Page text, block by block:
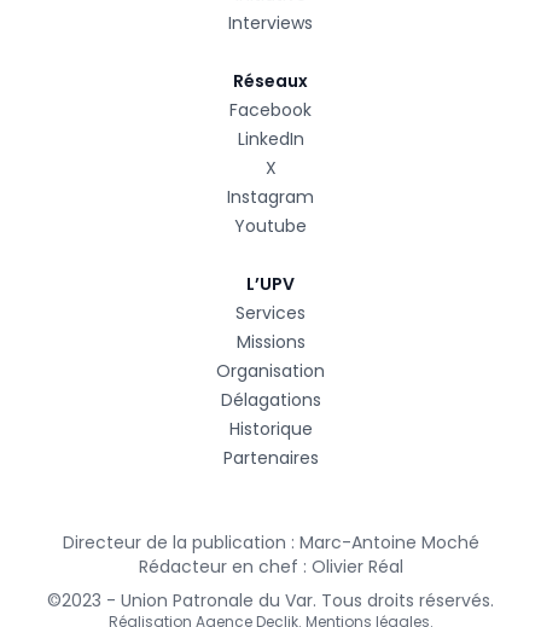
Interviews
Réseaux
Facebook
LinkedIn
X
Instagram
Youtube
L’UPV
Services
Missions
Organisation
Délagations
Historique
Partenaires
Directeur de la publication : Marc-Antoine Moché
Rédacteur en chef : Olivier Réal
©2023 - Union Patronale du Var. Tous droits réservés.
Réalisation Agence Declik. Mentions légales.